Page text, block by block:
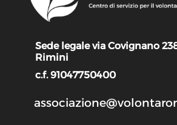
Sede legale via Covignano
Rimini
c.f. 91047750400